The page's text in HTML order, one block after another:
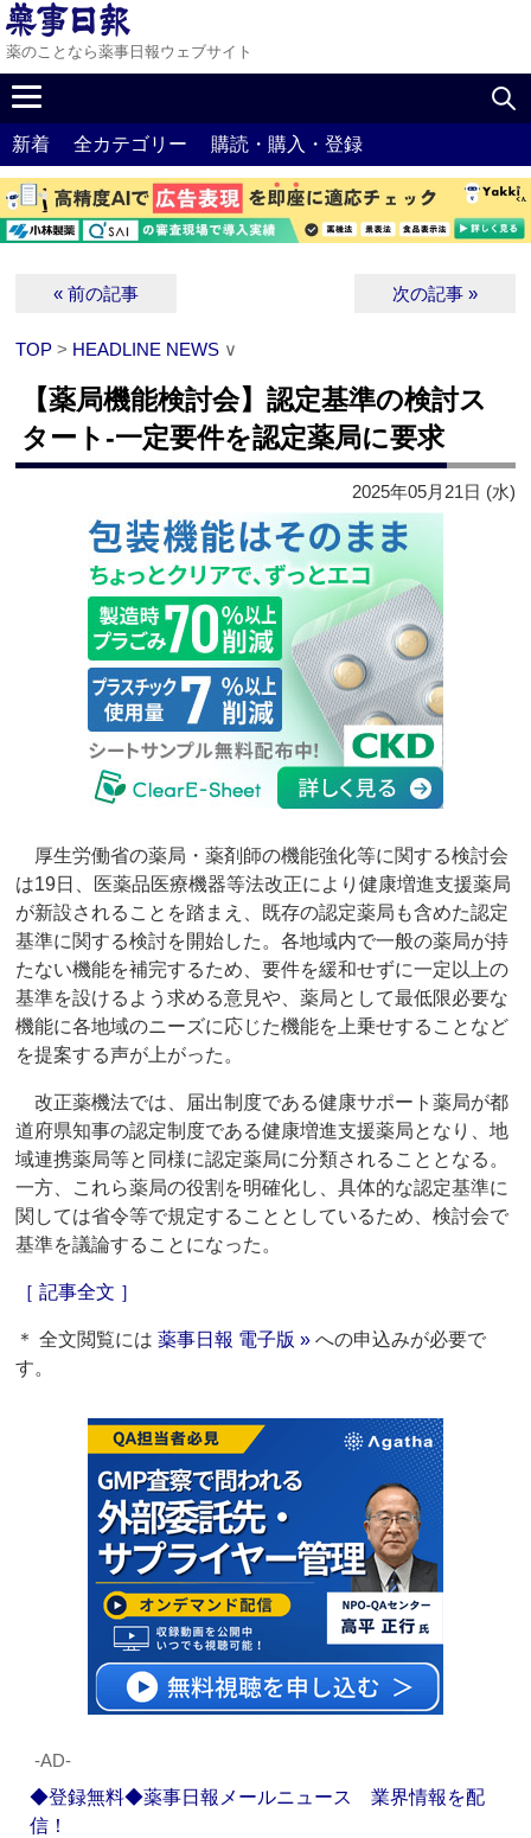
薬のことなら薬事日報ウェブサイト
新着 全カテゴリー 購読・購入・登録
« 前の記事 次の記事 »
TOP > HEADLINE NEWS ∨
【薬局機能検討会】認定基準の検討ス
タート‐一定要件を認定薬局に要求
2025年05月21日 (水)
厚生労働省の薬局・薬剤師の機能強化等に関する検討会
は19日、医薬品医療機器等法改正により健康増進支援薬局
が新設されることを踏まえ、既存の認定薬局も含めた認定
基準に関する検討を開始した。各地域内で一般の薬局が持
たない機能を補完するため、要件を緩和せずに一定以上の
基準を設けるよう求める意見や、薬局として最低限必要な
機能に各地域のニーズに応じた機能を上乗せすることなど
を提案する声が上がった。
改正薬機法では、届出制度である健康サポート薬局が都
道府県知事の認定制度である健康増進支援薬局となり、地
域連携薬局等と同様に認定薬局に分類されることとなる。
一方、これら薬局の役割を明確化し、具体的な認定基準に
関しては省令等で規定することとしているため、検討会で
基準を議論することになった。
［ 記事全文 ］
＊ 全文閲覧には薬事日報 電子版 » への申込みが必要で
す。
‐AD‐
◆登録無料◆薬事日報メールニュース 業界情報を配
信！